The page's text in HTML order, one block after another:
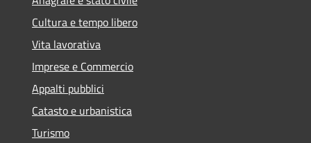
Cultura e tempo libero
Vita lavorativa
Imprese e Commercio
Appalti pubblici
Catasto e urbanistica
Turismo